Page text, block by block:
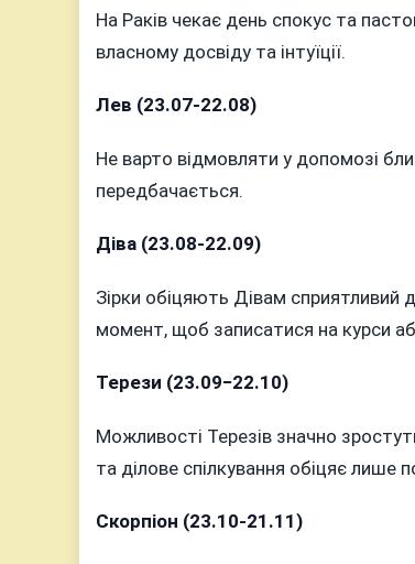
На Раків чекає день спокус та
власному досвіду та інтуїції.
Лев (23.07-22.08)
Не варто відмовляти у допомозі
передбачається.
Діва (23.08-22.09)
Зірки обіцяють Дівам сприятливий
момент, щоб записатися на курси
Терези (23.09−22.10)
Можливості Терезів значно
та ділове спілкування обіцяє лише
Скорпіон (23.10-21.11)